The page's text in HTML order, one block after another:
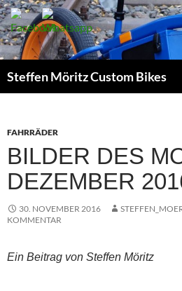
Steffen Möritz Custom Bikes
FAHRRÄDER
BILDER DES
DEZEMBER
30. NOVEMBER 2016
KOMMENTAR
Ein Beitrag von Steffen Möritz